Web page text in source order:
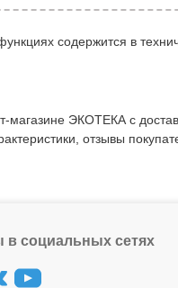
содержится в
магазине ЭКОТЕКА с
отзывы
в социальных сетях